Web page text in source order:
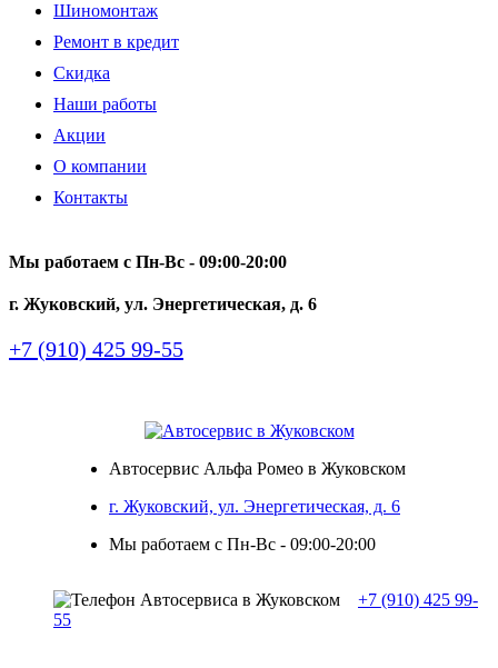
Шиномонтаж
Ремонт в кредит
Скидка
Наши работы
Акции
О компании
Контакты
Мы работаем с Пн-Вc - 09:00-20:00
г. Жуковский, ул. Энергетическая, д. 6
+7 (910) 425 99-55
Автосервис Альфа Ромео в Жуковском
г. Жуковский, ул. Энергетическая, д. 6
Мы работаем с Пн-Вc - 09:00-20:00
+7 (910) 425 99-
55